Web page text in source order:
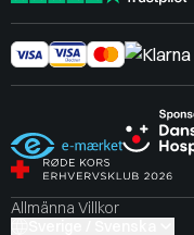
Allmänna Villkor